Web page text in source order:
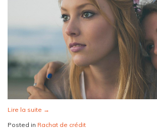
Lire la suite →
Posted in Rachat de crédit